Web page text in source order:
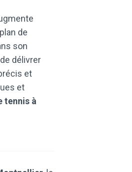
de
son
délivrer
et
et
tennis à